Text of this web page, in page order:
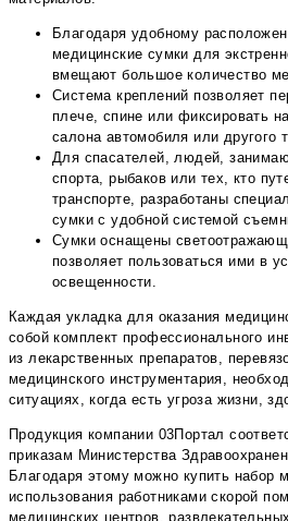
Благодаря удобному
медицинские сумки для
вмещают большое количество
Система креплений позволяет
плече, спине или фиксировать
салона автомобиля или другого
Для спасателей, людей,
спорта, рыбаков или тех, кто
транспорте, разработаны
сумки с удобной системой
Сумки оснащены
позволяет пользоваться ими в
освещенности.
Каждая укладка для оказания
собой комплект профессионального
из лекарственных препаратов,
медицинского инструментария,
ситуациях, когда есть угроза жизни,
Продукция компании 03Портал
приказам Министерства
Благодаря этому можно купить набор
использования работниками скорой
медицинских центров,